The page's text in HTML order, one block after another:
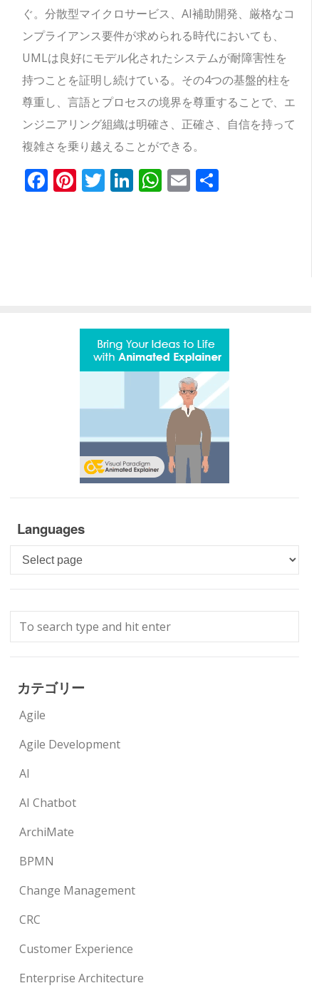
ぐ。分散型マイクロサービス、AI補助開発、厳格なコ
ンプライアンス要件が求められる時代においても、
UMLは良好にモデル化されたシステムが耐障害性を
持つことを証明し続けている。その4つの基盤的柱を
尊重し、言語とプロセスの境界を尊重することで、エ
ンジニアリング組織は明確さ、正確さ、自信を持って
複雑さを乗り越えることができる。
Facebook
Pinterest
Twitter
LinkedIn
WhatsApp
Email
Languages
Languages
カテゴリー
Agile
Agile Development
AI
AI Chatbot
ArchiMate
BPMN
Change Management
CRC
Customer Experience
Enterprise Architecture